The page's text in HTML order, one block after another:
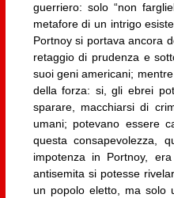
guerriero: solo “non
metafore di un intrigo
Portnoy si portava ancora
retaggio di prudenza e
suoi geni americani;
della forza: si, gli ebrei
sparare, macchiarsi di
umani; potevano essere
questa consapevolezza,
impotenza in Portnoy,
antisemita si potesse
un popolo eletto, ma solo